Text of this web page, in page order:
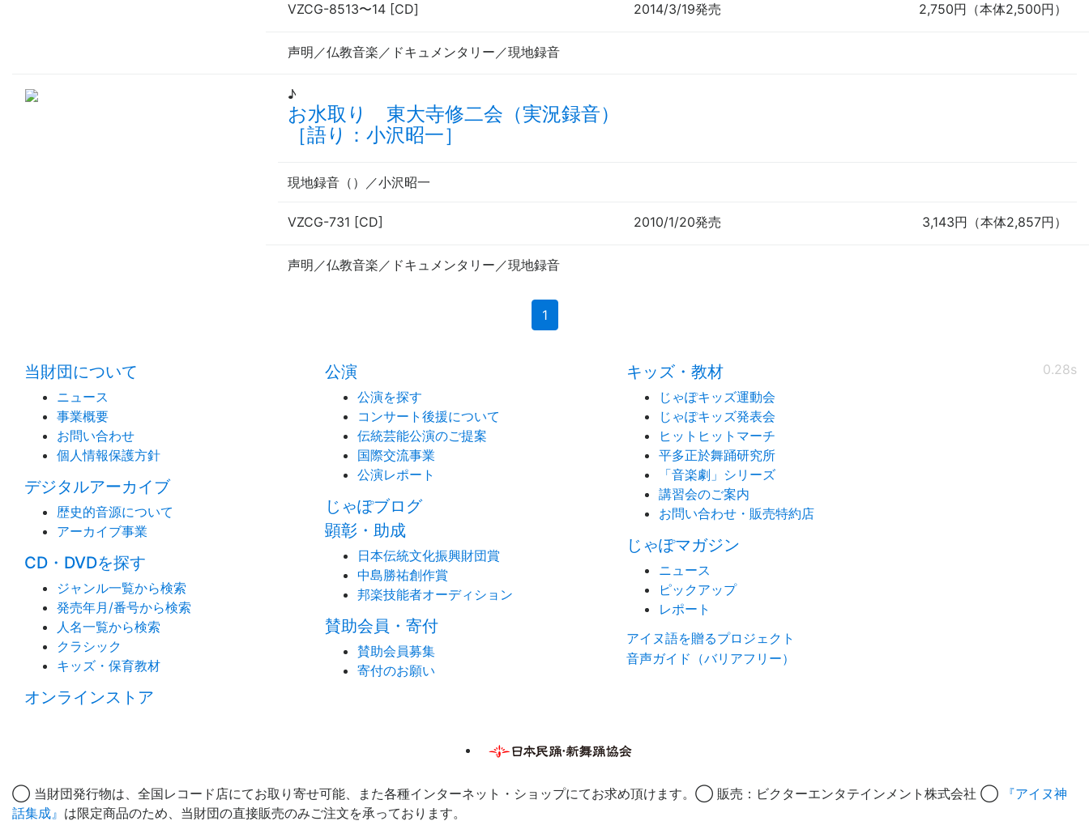
VZCG-8513〜14 [CD] 2014/3/19発売 2,750円（本体2,500円）
声明／仏教音楽／ドキュメンタリー／現地録音
♪
お水取り 東大寺修二会（実況録音）
［語り：小沢昭一］
現地録音（ ）／小沢昭一
VZCG-731 [CD] 2010/1/20発売 3,143円（本体2,857円）
声明／仏教音楽／ドキュメンタリー／現地録音
1(current)
0.28s
当財団について
ニュース
事業概要
お問い合わせ
個人情報保護方針
デジタルアーカイブ
歴史的音源について
アーカイブ事業
CD・DVDを探す
ジャンル一覧から検索
発売年月/番号から検索
人名一覧から検索
クラシック
キッズ・保育教材
オンラインストア
公演
公演を探す
コンサート後援について
伝統芸能公演のご提案
国際交流事業
公演レポート
じゃぽブログ
顕彰・助成
日本伝統文化振興財団賞
中島勝祐創作賞
邦楽技能者オーディション
賛助会員・寄付
賛助会員募集
寄付のお願い
キッズ・教材
じゃぽキッズ運動会
じゃぽキッズ発表会
ヒットヒットマーチ
平多正於舞踊研究所
「音楽劇」シリーズ
講習会のご案内
お問い合わせ・販売特約店
じゃぽマガジン
ニュース
ピックアップ
レポート
アイヌ語を贈るプロジェクト
音声ガイド（バリアフリー）
◯ 当財団発行物は、全国レコード店にてお取り寄せ可能、また各種インターネット・ショップにてお求め頂けます。◯ 販売：ビクターエンタテインメント株式会社 ◯
『アイヌ神
話集成』 は限定商品のため、当財団の直接販売のみご注文を承っております。